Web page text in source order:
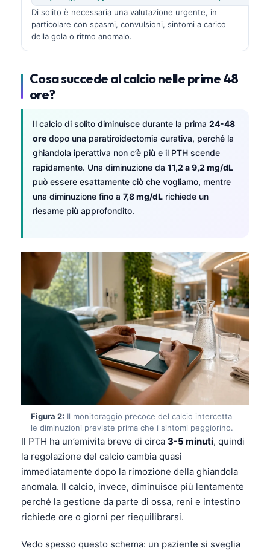
Di solito è necessaria una valutazione urgente, in
particolare con spasmi, convulsioni, sintomi a carico
della gola o ritmo anomalo.
Cosa succede al calcio nelle prime 48
ore?
Il calcio di solito diminuisce durante la prima 24-48
ore dopo una paratiroidectomia curativa, perché la
ghiandola iperattiva non c’è più e il PTH scende
rapidamente. Una diminuzione da 11,2 a 9,2 mg/dL
può essere esattamente ciò che vogliamo, mentre
una diminuzione fino a 7,8 mg/dL richiede un
riesame più approfondito.
Figura 2: Il monitoraggio precoce del calcio intercetta
le diminuzioni previste prima che i sintomi peggiorino.
Il PTH ha un’emivita breve di circa 3-5 minuti, quindi
la regolazione del calcio cambia quasi
immediatamente dopo la rimozione della ghiandola
anomala. Il calcio, invece, diminuisce più lentamente
perché la gestione da parte di ossa, reni e intestino
richiede ore o giorni per riequilibrarsi.
Vedo spesso questo schema: un paziente si sveglia